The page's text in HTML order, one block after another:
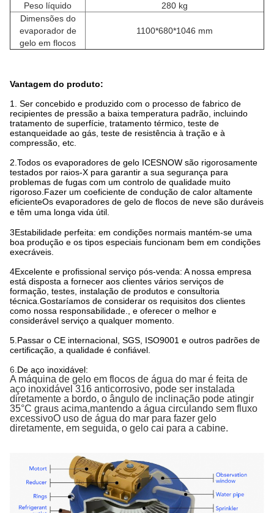
Peso líquido
280 kg
Dimensões do
evaporador de
gelo em flocos
1100*680*1046 mm
Vantagem do produto:
1. Ser concebido e produzido com o processo de fabrico de
recipientes de pressão a baixa temperatura padrão, incluindo
tratamento de superfície, tratamento térmico, teste de
estanqueidade ao gás, teste de resistência à tração e à
compressão, etc.
2. Todos os evaporadores de gelo ICESNOW são rigorosamente
testados por raios-X para garantir a sua segurança para
problemas de fugas com um controlo de qualidade muito
rigoroso.Fazer um coeficiente de condução de calor altamente
eficienteOs evaporadores de gelo de flocos de neve são duráveis
e têm uma longa vida útil.
3Estabilidade perfeita: em condições normais mantém-se uma
boa produção e os tipos especiais funcionam bem em condições
execráveis.
4Excelente e profissional serviço pós-venda: A nossa empresa
está disposta a fornecer aos clientes vários serviços de
formação, testes, instalação de produtos e consultoria
técnica.Gostaríamos de considerar os requisitos dos clientes
como nossa responsabilidade., e oferecer o melhor e
considerável serviço a qualquer momento.
5. Passar o CE internacional, SGS, ISO9001 e outros padrões de
certificação, a qualidade é confiável.
6. De aço inoxidável:
A máquina de gelo em flocos de água do mar é feita de
aço inoxidável 316 anticorrosivo, pode ser instalada
diretamente a bordo, o ângulo de inclinação pode atingir
35°C graus acima,mantendo a água circulando sem fluxo
excessivoO uso de água do mar para fazer gelo
diretamente, em seguida, o gelo cai para a cabine.